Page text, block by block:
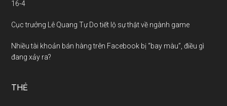
16-4
Cục trưởng Lê Quang Tự Do tiết lộ sự thật về ngành game
Nhiều tài khoản bán hàng trên Facebook bị “bay màu”, điều gì
đang xảy ra?
THẺ